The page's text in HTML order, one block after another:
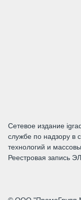
Сетевое издание
службе по надзору
технологий и
Реестровая запись